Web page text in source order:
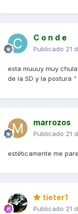
C o n d e
Publicado 21
esta muuuy muy
de la SD y la postura
marrozos
Publicado 21
estéticamente me
tieter1
Publicado 21